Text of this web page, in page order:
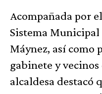
Acompañada por
Sistema
Máynez, así como
gabinete y
alcaldesa destacó